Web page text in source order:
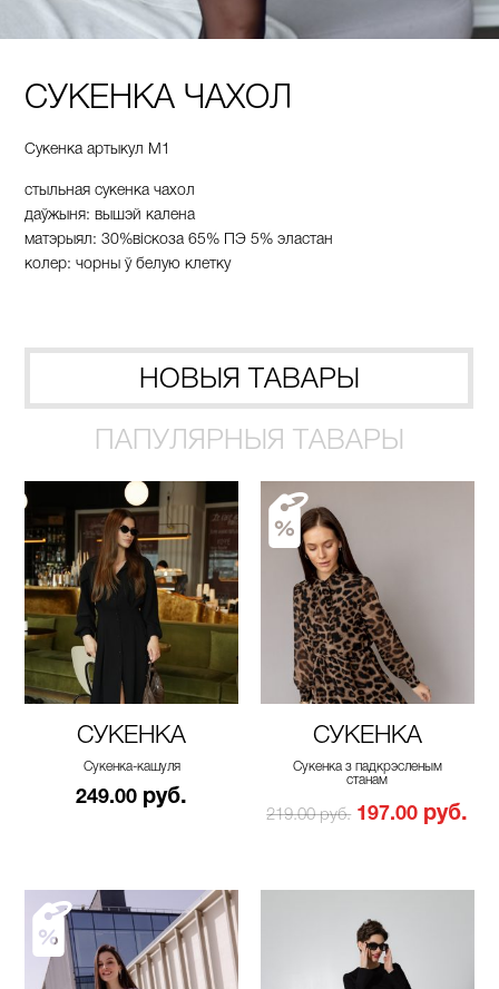
СУКЕНКА ЧАХОЛ
Сукенка артыкул М1
стыльная сукенка чахол
даўжыня:вышэй калена
матэрыял: 30%вiскоза 65% ПЭ5% эластан
колер: чорны ў белую клетку
НОВЫЯ ТАВАРЫ
ПАПУЛЯРНЫЯ ТАВАРЫ
СУКЕНКА
Сукенка-кашуля
249.00 руб.
СУКЕНКА
Сукенка з падкрэсленым
станам
219.00 руб. 197.00 руб.